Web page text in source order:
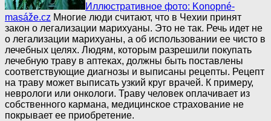
Иллюстративное фото: Konopné-
masáže.cz Многие люди считают, что в Чехии принят
закон о легализации марихуаны. Это не так. Речь идет не
о легализации марихуаны, а об использовании ее чисто в
лечебных целях. Людям, которым разрешили покупать
лечебную траву в аптеках, должны быть поставлены
соответствующие диагнозы и выписаны рецепты. Рецепт
на траву может выписать узкий круг врачей. К примеру,
неврологи или онкологи. Траву человек оплачивает из
собственного кармана, медицинское страхование не
покрывает ее приобретение.